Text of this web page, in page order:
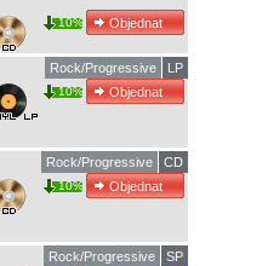
10%
LP
Rock/Progressive
10%
CD
Rock/Progressive
10%
SP
Rock/Progressive